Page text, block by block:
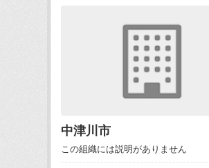
中津川市
この組織には説明がありません